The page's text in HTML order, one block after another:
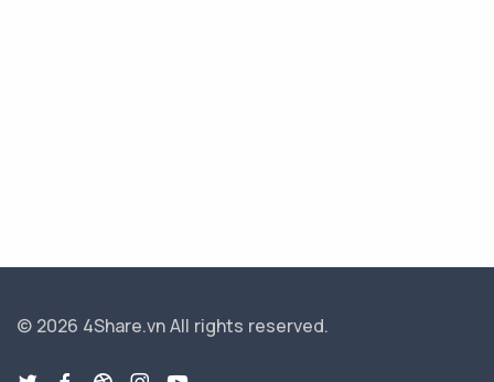
© 2026 4Share.vnAll rights reserved.